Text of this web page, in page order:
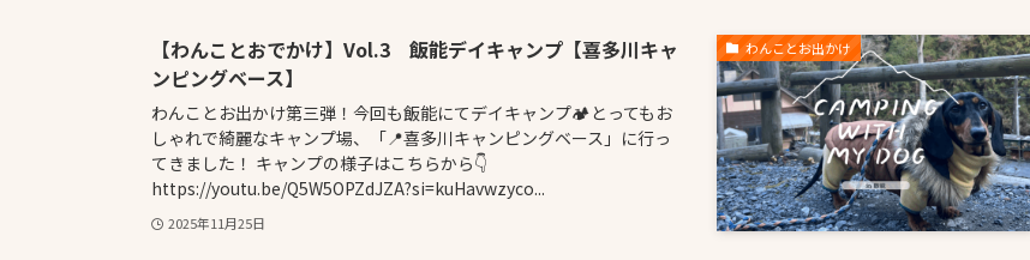
わんことお出かけ
【わんことおでかけ】Vol.3 飯能デイキャンプ【喜多川キャ
ンピングベース】
わんことお出かけ第三弾！今回も飯能にてデイキャンプ🏕️とってもお
しゃれで綺麗なキャンプ場、「📍喜多川キャンピングベース」に行っ
てきました！ キャンプの様子はこちらから👇
https://youtu.be/Q5W5OPZdJZA?si=kuHavwzyco...
2025年11月25日